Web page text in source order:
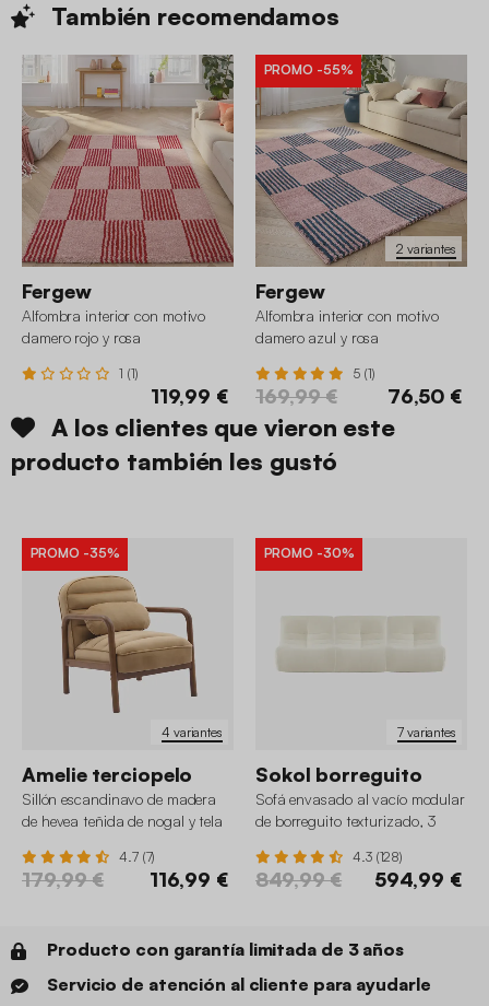
También recomendamos
Fergew
Alfombra interior con motivo
damero rojo y rosa
1 (1)
119,99 €
2 variantes
PROMO -55%
Fergew
Alfombra interior con motivo
damero azul y rosa
5 (1)
169,99 € 76,50 €
A los clientes que vieron este
producto también les gustó
4 variantes
PROMO -35%
Amelie terciopelo
Sillón escandinavo de madera
de hevea teñida de nogal y tela
4.7 (7)
179,99 € 116,99 €
7 variantes
PROMO -30%
Sokol borreguito
Sofá envasado al vacío modular
de borreguito texturizado, 3
4.3 (128)
849,99 € 594,99 €
Producto con garantía limitada de 3 años
Servicio de atención al cliente para ayudarle